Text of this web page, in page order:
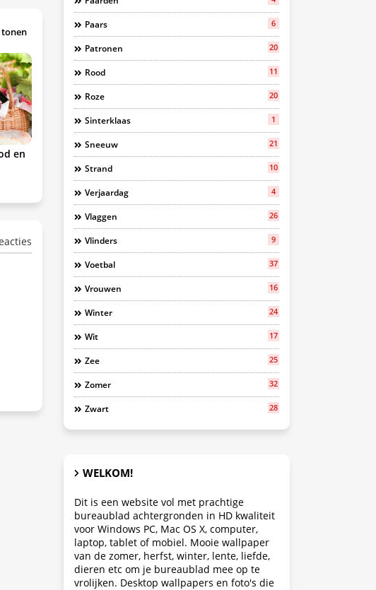
en
Paars 6
Patronen 20
Rood 11
Roze 20
Sinterklaas 1
Sneeuw 21
Strand 10
Verjaardag 4
Vlaggen 26
Vlinders 9
Voetbal 37
Vrouwen 16
Winter 24
Wit 17
Zee 25
Zomer 32
Zwart 28
WELKOM!
Dit is een website vol met prachtige
bureaublad achtergronden in HD kwaliteit
voor Windows PC, Mac OS X, computer,
laptop, tablet of mobiel. Mooie wallpaper
van de zomer, herfst, winter, lente, liefde,
dieren etc om je bureaublad mee op te
vrolijken. Desktop wallpapers en foto's die